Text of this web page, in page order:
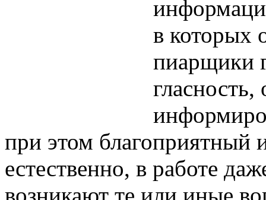
в которых
пиарщики
гласность,
при этом
естественно, в работе
возникают те или иные